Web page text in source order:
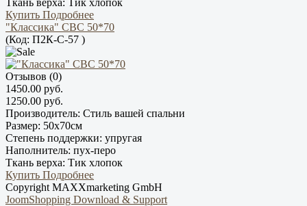
Купить Подробнее
"Классика" СВС 50*70
(Код: П2К-С-57 )
Отзывов (0)
1450.00 руб.
1250.00 руб.
Производитель: Стиль вашей спальни
Размер: 50х70см
Степень поддержки: упругая
Наполнитель: пух-перо
Ткань верха: Тик хлопок
Купить Подробнее
Copyright MAXXmarketing GmbH
JoomShopping Download & Support